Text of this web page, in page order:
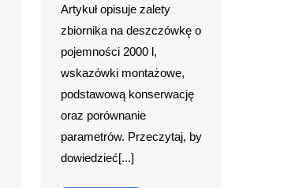
Artykuł opisuje zalety
zbiornika na deszczówkę o
pojemności 2000 l,
wskazówki montażowe,
podstawową konserwację
oraz porównanie
parametrów. Przeczytaj, by
dowiedzieć[...]